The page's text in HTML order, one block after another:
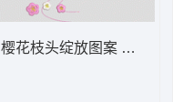
樱花枝头绽放图案 汉服